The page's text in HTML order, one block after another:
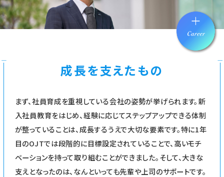
成長を支えたもの
まず、社員育成を重視している会社の姿勢が挙げられます。新
入社員教育をはじめ、経験に応じてステップアップできる体制
が整っていることは、成長するうえで大切な要素です。特に1年
目のOJTでは段階的に目標設定されていることで、高いモチ
ベーションを持って取り組むことができました。そして、大きな
支えとなったのは、なんといっても先輩や上司のサポートです。